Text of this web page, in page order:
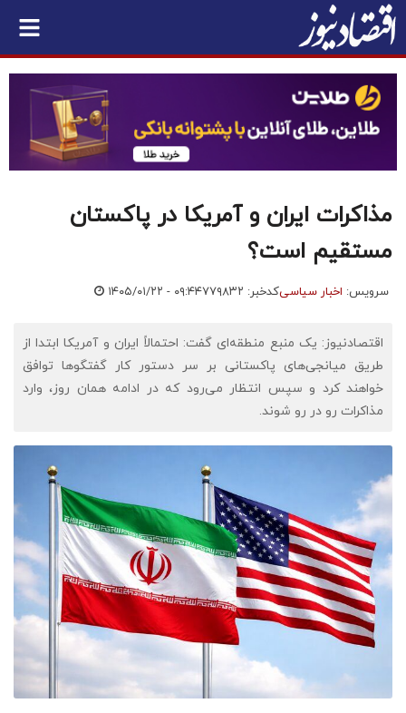
مذاکرات ایران و آمریکا در پاکستان
مستقیم است؟
سرویس: اخبار سیاسیکدخبر: ۷۷۹۸۳۲ ۱۴۰۵/۰۱/۲۲ - ۰۹:۴۴
اقتصادنیوز: یک منبع منطقه‌ای گفت: احتمالاً ایران و آمریکا ابتدا از
طریق میانجی‌های پاکستانی بر سر دستور کار گفتگوها توافق
خواهند کرد و سپس انتظار می‌رود که در ادامه همان روز، وارد
مذاکرات رو در رو شوند.